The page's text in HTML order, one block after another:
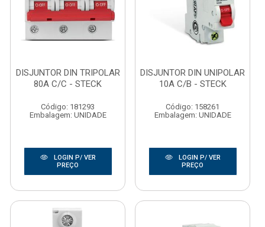
DISJUNTOR DIN TRIPOLAR
80A C/C - STECK
Código: 181293
Embalagem: UNIDADE
LOGIN P/ VER
PREÇO
DISJUNTOR DIN UNIPOLAR
10A C/B - STECK
Código: 158261
Embalagem: UNIDADE
LOGIN P/ VER
PREÇO